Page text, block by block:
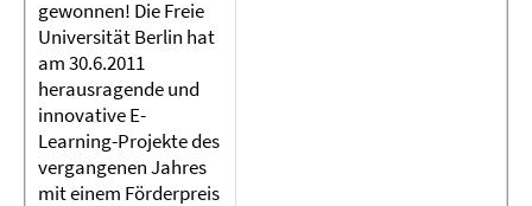
gewonnen! Die Freie
Universität Berlin hat
am 30.6.2011
herausragende und
innovative E-
Learning-Projekte des
vergangenen Jahres
mit einem Förderpreis